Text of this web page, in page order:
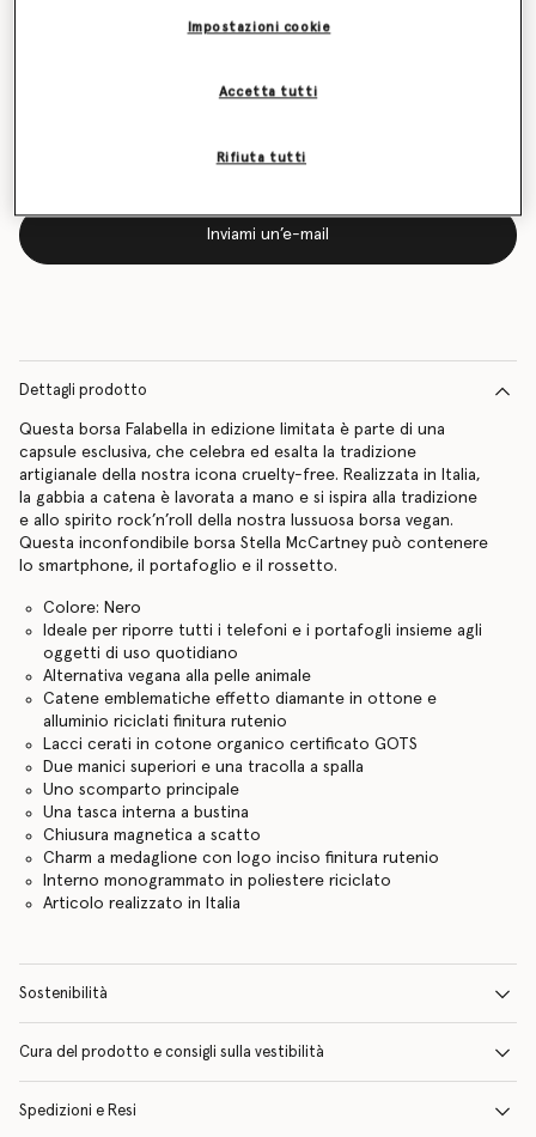
Inviami un’e-mail quando sarà di nuovo disponibile
Inviami un’e-mail
Dettagli prodotto
Questa borsa Falabella in edizione limitata è parte di una
capsule esclusiva, che celebra ed esalta la tradizione
artigianale della nostra icona cruelty-free. Realizzata in Italia,
la gabbia a catena è lavorata a mano e si ispira alla tradizione
e allo spirito rock’n’roll della nostra lussuosa borsa vegan.
Questa inconfondibile borsa Stella McCartney può contenere
lo smartphone, il portafoglio e il rossetto.
Colore: Nero
Ideale per riporre tutti i telefoni e i portafogli insieme agli
oggetti di uso quotidiano
Alternativa vegana alla pelle animale
Catene emblematiche effetto diamante in ottone e
alluminio riciclati finitura rutenio
Lacci cerati in cotone organico certificato GOTS
Due manici superiori e una tracolla a spalla
Uno scomparto principale
Una tasca interna a bustina
Chiusura magnetica a scatto
Charm a medaglione con logo inciso finitura rutenio
Interno monogrammato in poliestere riciclato
Articolo realizzato in Italia
Sostenibilità
Cura del prodotto e consigli sulla vestibilità
Spedizioni e Resi
Impostazioni cookie
Rifiuta tutti
Accetta tutti